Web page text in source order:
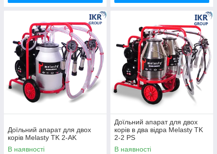
Доїльний апарат для двох
корів Melasty TK 2-AK
В наявності
Доїльний апарат для двох
корів в два відра Melasty TK
2-2 PS
В наявності